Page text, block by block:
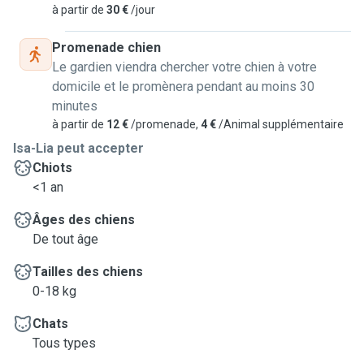
à partir de 30 €/jour
Promenade chien
Le gardien viendra chercher votre chien à votre
domicile et le promènera pendant au moins 30
minutes
à partir de 12 €/promenade, 4 €/Animal supplémentaire
Isa-Lia peut accepter
Chiots
<1 an
Âges des chiens
De tout âge
Tailles des chiens
0-18 kg
Chats
Tous types